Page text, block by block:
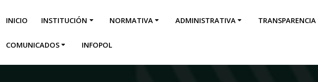
INICIO INSTITUCIÓN NORMATIVA ADMINISTRATIVA TRANSPARENCIA
COMUNICADOS INFOPOL